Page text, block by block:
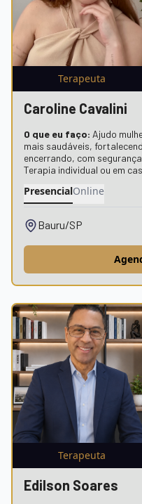
Terapeuta
Caroline Cavalini
O que eu faço: Ajudo
mais saudáveis,
encerrando, com
Terapia individual ou em
PresencialOnline
Bauru/SP
Terapeuta
Edilson Soares